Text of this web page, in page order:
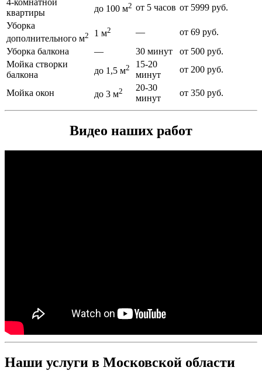
4-комнатной
квартиры
до 100 м2 от 5 часов от 5999 руб.
Уборка
дополнительного м2 1 м2 —
от 69 руб.
Уборка балкона
— 30 минут
от 500 руб.
Мойка створки
балкона
до 1,5 м2
15-20
минут
от 200 руб.
Мойка окон до 3 м2
20-30
минут
от 350 руб.
Видео наших работ
Наши услуги в Московской области